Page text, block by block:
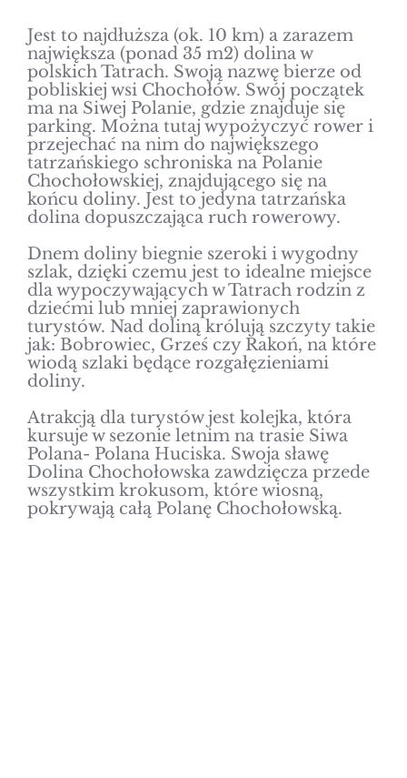
Strefa SPA
Udogodnienia
Oferty
Cennik
Atrakcje
Jest to najdłuższa (ok. 10 km) a zarazem
największa (ponad 35 m2) dolina w
polskich Tatrach. Swoją nazwę bierze od
pobliskiej wsi Chochołów. Swój początek
ma na Siwej Polanie, gdzie znajduje się
parking. Można tutaj wypożyczyć rower i
przejechać na nim do największego
tatrzańskiego schroniska na Polanie
Chochołowskiej, znajdującego się na
końcu doliny. Jest to jedyna tatrzańska
dolina dopuszczająca ruch rowerowy.
Dnem doliny biegnie szeroki i wygodny
szlak, dzięki czemu jest to idealne miejsce
dla wypoczywających w Tatrach rodzin z
dziećmi lub mniej zaprawionych
turystów. Nad doliną królują szczyty takie
jak: Bobrowiec, Grześ czy Rakoń, na które
wiodą szlaki będące rozgałęzieniami
doliny.
Atrakcją dla turystów jest kolejka, która
kursuje w sezonie letnim na trasie Siwa
Polana- Polana Huciska. Swoja sławę
Dolina Chochołowska zawdzięcza przede
wszystkim krokusom, które wiosną,
pokrywają całą Polanę Chochołowską.